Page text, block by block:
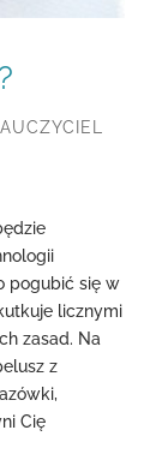
pogubić się w
licznymi
zasad. Na
z
Cię